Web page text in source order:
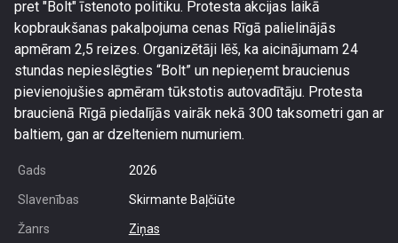
pret "Bolt" īstenoto politiku. Protesta akcijas laikā
kopbraukšanas pakalpojuma cenas Rīgā palielinājās
apmēram 2,5 reizes. Organizētāji lēš, ka aicinājumam 24
stundas nepieslēgties “Bolt” un nepieņemt braucienus
pievienojušies apmēram tūkstotis autovadītāju. Protesta
braucienā Rīgā piedalījās vairāk nekā 300 taksometri gan ar
baltiem, gan ar dzelteniem numuriem.
Gads 2026
Slavenības Skirmante Baļčiūte
Žanrs Ziņas